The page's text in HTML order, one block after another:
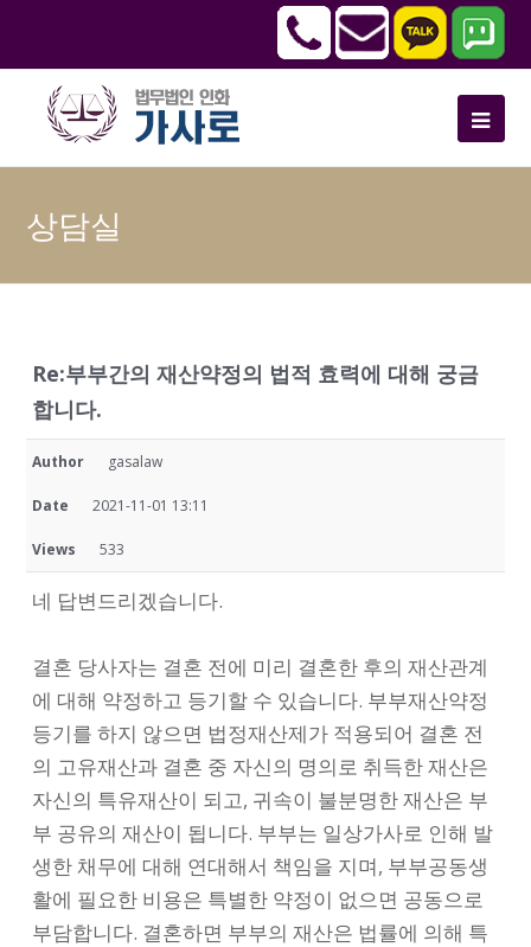
상담실
Re:부부간의 재산약정의 법적 효력에 대해 궁금
합니다.
Author gasalaw
Date 2021-11-01 13:11
Views 533
네 답변드리겠습니다.
결혼 당사자는 결혼 전에 미리 결혼한 후의 재산관계
에 대해 약정하고 등기할 수 있습니다. 부부재산약정
등기를 하지 않으면 법정재산제가 적용되어 결혼 전
의 고유재산과 결혼 중 자신의 명의로 취득한 재산은
자신의 특유재산이 되고, 귀속이 불분명한 재산은 부
부 공유의 재산이 됩니다. 부부는 일상가사로 인해 발
생한 채무에 대해 연대해서 책임을 지며, 부부공동생
활에 필요한 비용은 특별한 약정이 없으면 공동으로
부담합니다. 결혼하면 부부의 재산은 법률에 의해 특